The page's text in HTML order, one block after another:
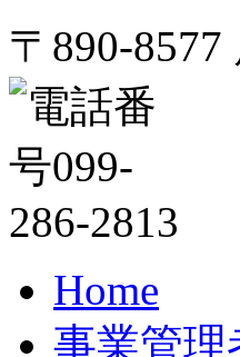
〒890-
Home
事業管